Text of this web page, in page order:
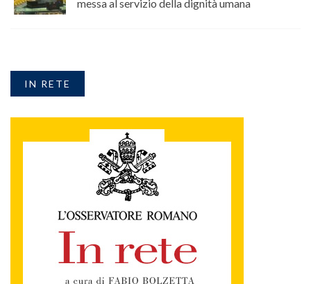
messa al servizio della dignità umana
IN RETE